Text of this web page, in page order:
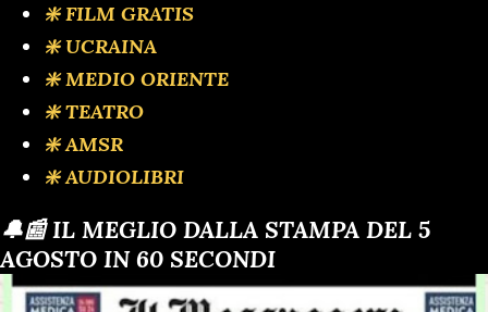
❇️ FILM GRATIS
❇️ UCRAINA
❇️ MEDIO ORIENTE
❇️ TEATRO
❇️ AMSR
❇️ AUDIOLIBRI
🔔📰 IL MEGLIO DALLA STAMPA DEL 5
AGOSTO IN 60 SECONDI